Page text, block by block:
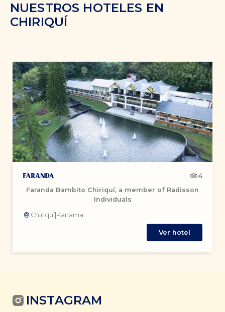
NUESTROS HOTELES EN
CHIRIQUÍ
4
Faranda Bambito Chiriquí, a member of Radisson
Individuals
Chiriquí| Panama
Ver hotel
INSTAGRAM